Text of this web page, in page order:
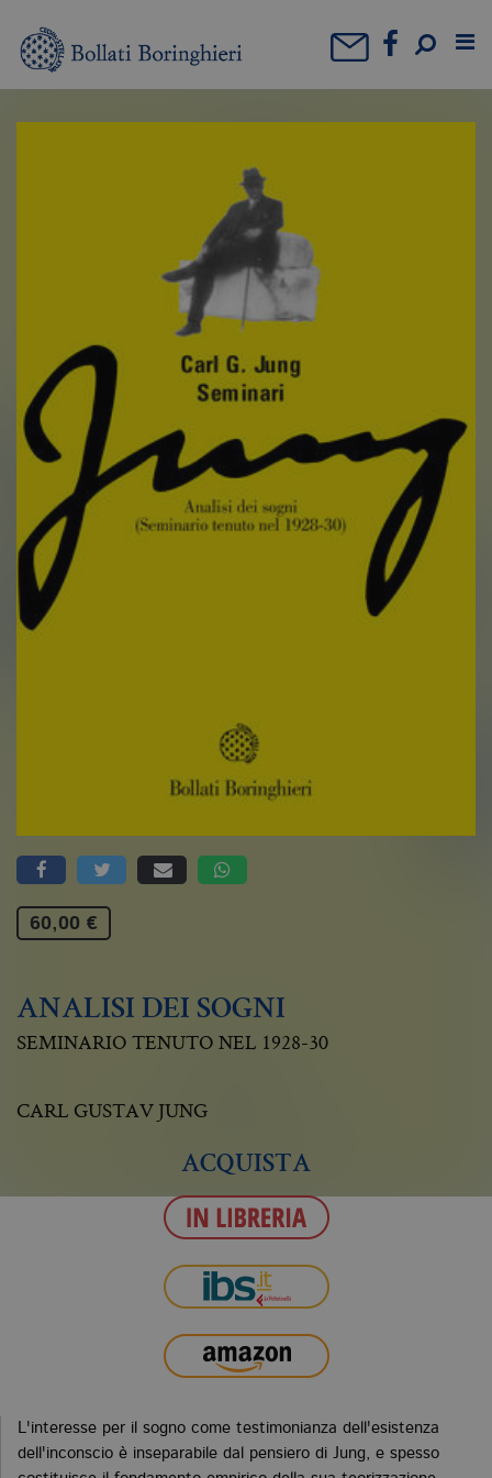
60,00 €
ANALISI DEI SOGNI
SEMINARIO TENUTO NEL 1928-30
CARL GUSTAV JUNG
ACQUISTA
L'interesse per il sogno come testimonianza dell'esistenza
dell'inconscio è inseparabile dal pensiero di Jung, e spesso